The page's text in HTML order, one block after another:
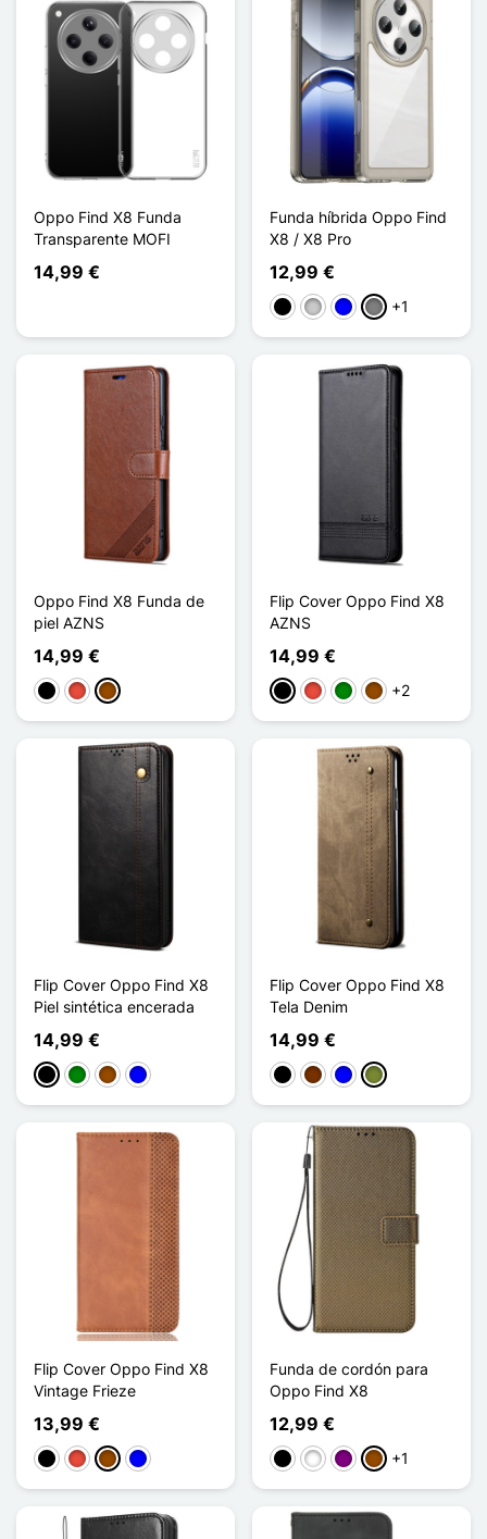
Oppo Find X8 Funda
Transparente MOFI
14,99 €
Funda híbrida Oppo Find
X8 / X8 Pro
12,99 €
NegroTransparente
AzulGris Transparent
+1
Oppo Find X8 Funda de
piel AZNS
14,99 €
NegroRojoMarrón
Flip Cover Oppo Find X8
AZNS
14,99 €
NegroRojoVerdeMarrón
+2
Flip Cover Oppo Find X8
Piel sintética encerada
14,99 €
NegroVerdeMarrón
Azul
Flip Cover Oppo Find X8
Tela Denim
14,99 €
NegroCaféAzulCaqui
Flip Cover Oppo Find X8
Vintage Frieze
13,99 €
NegroRojoMarrón
Azul
Funda de cordón para
Oppo Find X8
12,99 €
NegroBlancoPúrpuraMarrón
+1